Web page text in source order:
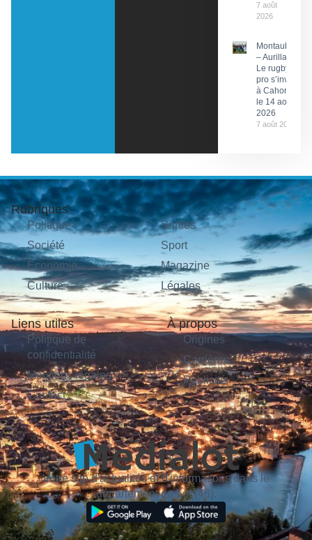
7 août
2026
Montauban
– Aurillac :
Le rugby
pro s’invite
à Cahors
le 14 août
2026
7 août 2026
Rubriques
Politique
Société
Économie
Culture
Sorties
Sport
Magazine
Légales
Liens utiles
Politique de
confidentialité
Mentions légales
Contact
À propos
Origines
Carrières
Publicité
Votre site d'actualités et d'informations dans le
département du Lot (46).